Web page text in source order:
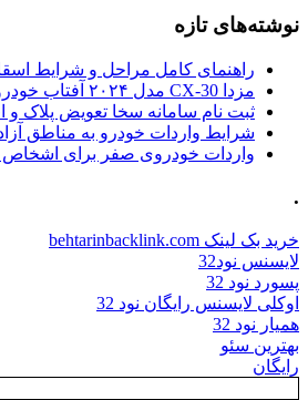
نوشته‌های تازه
راهنمای کامل مراحل و شرایط اسقاط
مزدا CX-30 مدل ۲۰۲۴ آفتاب خودرو؛ بررسی و مشخصات فنی
ثبت نام سامانه سخا تعویض پلاک و
شرایط واردات خودرو به مناطق
واردات خودروی صفر برای
.
خرید بک لینک behtarinbacklink.com
لایسنس نود32
پسورد نود 32
اوکلی لایسنس رایگان نود 32
همیار نود 32
بهترین سئو
رایگان